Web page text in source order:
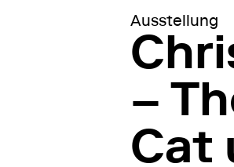
Ausstellung
–
Cat